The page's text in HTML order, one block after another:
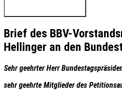
Brief des BBV-
Hellinger an den
Sehr geehrter Herr
sehr geehrte Mitglieder des